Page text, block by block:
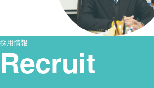
採用情報
Recruit